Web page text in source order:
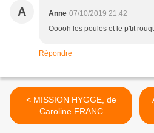
A Anne 07/10/2019 21:42
Ooooh les poules et le p'tit
Répondre
< MISSION HYGGE, de
Caroline FRANC